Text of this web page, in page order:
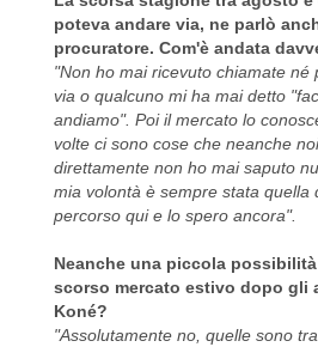
poteva andare via, ne parlò
procuratore. Com'è andata
"Non ho mai ricevuto chiamate né
via o qualcuno mi ha mai detto
andiamo". Poi il mercato lo
volte ci sono cose che neanche
direttamente non ho mai saputo
mia volontà è sempre stata quella
percorso qui e lo spero ancora".
Neanche una piccola
scorso mercato estivo dopo gli
Koné?
"Assolutamente no, quelle sono